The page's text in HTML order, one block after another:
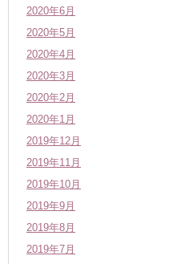
2020年6月
2020年5月
2020年4月
2020年3月
2020年2月
2020年1月
2019年12月
2019年11月
2019年10月
2019年9月
2019年8月
2019年7月